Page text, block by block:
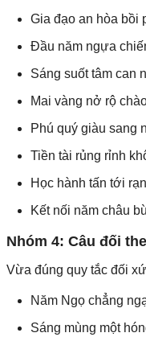
Gia đạo an hòa bồi
Đầu năm ngựa
Sáng suốt tâm can
Mai vàng nở rộ
Phú quý giàu sang
Tiền tài rủng rỉnh
Học hành tấn tới
Kết nối năm châu
Nhóm 4: Câu đối
Vừa đúng quy tắc đối
Năm Ngọ chẳng
Sáng mùng một